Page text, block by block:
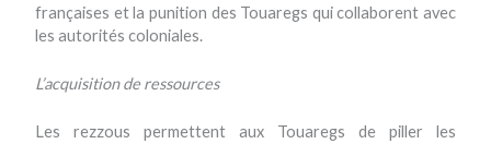
françaises et la punition des Touaregs qui collaborent avec
les autorités coloniales.
L’acquisition de ressources
Les rezzous permettent aux Touaregs de piller les